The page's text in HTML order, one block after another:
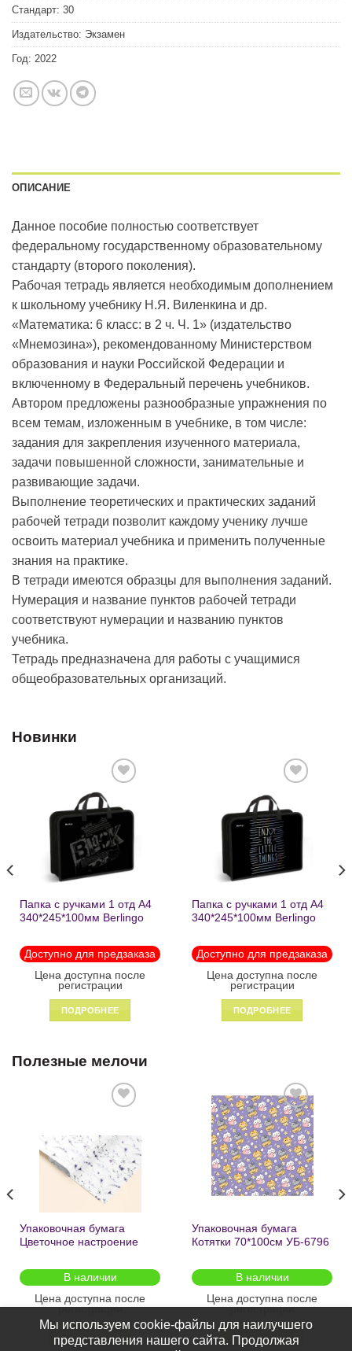
Стандарт: 30
Издательство: Экзамен
Год: 2022
ОПИСАНИЕ
Данное пособие полностью соответствует
федеральному государственному образовательному
стандарту (второго поколения).
Рабочая тетрадь является необходимым дополнением
к школьному учебнику Н.Я. Виленкина и др.
«Математика: 6 класс: в 2 ч. Ч. 1» (издательство
«Мнемозина»), рекомендованному Министерством
образования и науки Российской Федерации и
включенному в Федеральный перечень учебников.
Автором предложены разнообразные упражнения по
всем темам, изложенным в учебнике, в том числе:
задания для закрепления изученного материала,
задачи повышенной сложности, занимательные и
развивающие задачи.
Выполнение теоретических и практических заданий
рабочей тетради позволит каждому ученику лучше
освоить материал учебника и применить полученные
знания на практике.
В тетради имеются образцы для выполнения заданий.
Нумерация и название пунктов рабочей тетради
соответствуют нумерации и названию пунктов
учебника.
Тетрадь предназначена для работы с учащимися
общеобразовательных организаций.
Новинки
Добавить
в список
желаний
Папка с ручками 1 отд А4
340*245*100мм Berlingo
молнии1246
Доступно для предзаказа
Цена доступна после
регистрации
ПОДРОБНЕЕ
Добавить
в список
желаний
Папка с ручками 1 отд А4
340*245*100мм Berlingo
пластик на молнии 1215
Доступно для предзаказа
Цена доступна после
регистрации
ПОДРОБНЕЕ
Полезные мелочи
желаний
Упаковочная бумага
Цветочное настроение
2шт/
В наличии
Цена доступна после
регистрации
ПОДРОБНЕЕ
Добавить
в список
желаний
Упаковочная бумага
Котятки 70*100см УБ-6796
В наличии
Цена доступна после
регистрации
ПОДРОБНЕЕ
Мы используем cookie-файлы для наилучшего
представления нашего сайта. Продолжая